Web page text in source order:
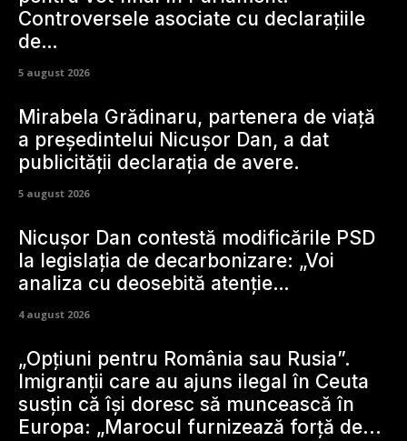
Controversele asociate cu declarațiile
de…
5 august 2026
Mirabela Grădinaru, partenera de viață
a președintelui Nicușor Dan, a dat
publicității declarația de avere.
5 august 2026
Nicușor Dan contestă modificările PSD
la legislația de decarbonizare: „Voi
analiza cu deosebită atenție…
4 august 2026
„Opțiuni pentru România sau Rusia”.
Imigranții care au ajuns ilegal în Ceuta
susțin că își doresc să muncească în
Europa: „Marocul furnizează forță de...